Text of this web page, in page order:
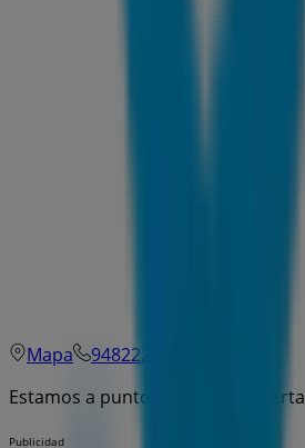
Mapa
948222001
Estamos a punto de publicar
Publicidad